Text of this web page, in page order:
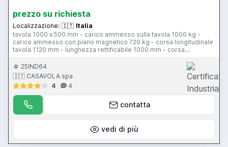
prezzo su richiesta
Localizzazione: 🇮🇹 Italia
tavola 1000 x 500 mm - carico ammesso sulla tavola 1000 kg -
carico ammesso con piano magnetico 720 kg - corsa longitudinale
tavola 1120 mm - lunghezza rettificabile 1000 mm - corsa
trasversale testa 635 mm - larghezza rettificabile 700 mm - corsa
verticale testa 725 mm - altezza rettificabile 650 mm - motore mola
11 Hp - piano magnetico 1000 x 500 mm - CN Favretto
25IND64
🇮🇹 CASAVOLA spa
4
4
contatta
vedi di più